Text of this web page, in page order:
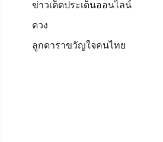
ข่าวเด็ดประเด็นออนไลน์
ดวง
ลูกดาราขวัญใจคนไทย